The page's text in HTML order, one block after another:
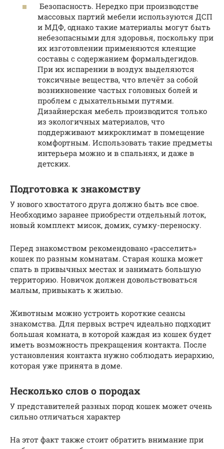
Безопасность. Нередко при производстве
массовых партий мебели используются ДСП
и МДФ, однако такие материалы могут быть
небезопасными для здоровья, поскольку при
их изготовлении применяются клеящие
составы с содержанием формальдегидов.
При их испарении в воздух выделяются
токсичные вещества, что влечёт за собой
возникновение частых головных болей и
проблем с дыхательными путями.
Дизайнерская мебель производится только
из экологичных материалов, что
поддерживают микроклимат в помещение
комфортным. Использовать такие предметы
интерьера можно и в спальнях, и даже в
детских.
Подготовка к знакомству
У нового хвостатого друга должно быть все свое.
Необходимо заранее приобрести отдельный лоток,
новый комплект мисок, домик, сумку-переноску.
Перед знакомством рекомендовано «расселить»
кошек по разным комнатам. Старая кошка может
спать в привычных местах и занимать большую
территорию. Новичок должен довольствоваться
малым, привыкать к жилью.
Животным можно устроить короткие сеансы
знакомства. Для первых встреч идеально подходит
большая комната, в которой каждая из кошек будет
иметь возможность прекращения контакта. После
установления контакта нужно соблюдать иерархию,
которая уже принята в доме.
Несколько слов о породах
У представителей разных пород кошек может очень
сильно отличаться характер
На этот факт также стоит обратить внимание при